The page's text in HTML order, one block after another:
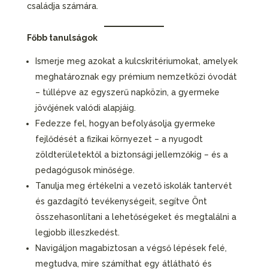
családja számára.
Főbb tanulságok
Ismerje meg azokat a kulcskritériumokat, amelyek
meghatároznak egy prémium nemzetközi óvodát
– túllépve az egyszerű napközin, a gyermeke
jövőjének valódi alapjáig.
Fedezze fel, hogyan befolyásolja gyermeke
fejlődését a fizikai környezet – a nyugodt
zöldterületektől a biztonsági jellemzőkig – és a
pedagógusok minősége.
Tanulja meg értékelni a vezető iskolák tantervét
és gazdagító tevékenységeit, segítve Önt
összehasonlítani a lehetőségeket és megtalálni a
legjobb illeszkedést.
Navigáljon magabiztosan a végső lépések felé,
megtudva, mire számíthat egy átlátható és